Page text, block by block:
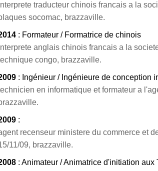
traducteur chinois francais a la
socomac, brazzaville.
: Formateur / Formatrice de chinois
anglais chinois francais a la
congo, brazzaville.
: Ingénieur / Ingénieure de conception
en informatique et formateur a
:
recenseur ministere du commerce et
11/09, brazzaville.
: Animateur / Animatrice d'initiation